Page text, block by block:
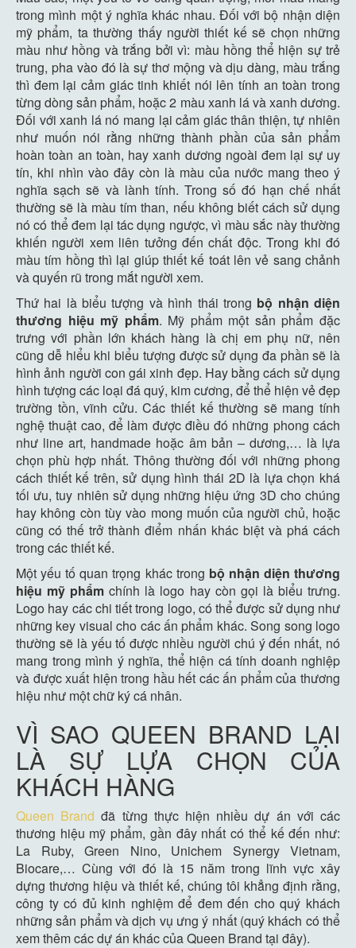
trong mình một ý nghĩa khác nhau. Đối với bộ nhận diện
mỹ phẩm, ta thường thấy người thiết kế sẽ chọn những
màu như hồng và trắng bởi vì: màu hồng thể hiện sự trẻ
trung, pha vào đó là sự thơ mộng và dịu dàng, màu trắng
thì đem lại cảm giác tinh khiết nói lên tính an toàn trong
từng dòng sản phẩm, hoặc 2 màu xanh lá và xanh dương.
Đối với xanh lá nó mang lại cảm giác thân thiện, tự nhiên
như muốn nói rằng những thành phần của sản phẩm
hoàn toàn an toàn, hay xanh dương ngoài đem lại sự uy
tín, khi nhìn vào đây còn là màu của nước mang theo ý
nghĩa sạch sẽ và lành tính. Trong số đó hạn chế nhất
thường sẽ là màu tím than, nếu không biết cách sử dụng
nó có thể đem lại tác dụng ngược, vì màu sắc này thường
khiến người xem liên tưởng đến chất độc. Trong khi đó
màu tím hồng thì lại giúp thiết kế toát lên vẻ sang chảnh
và quyến rũ trong mắt người xem.
Thứ hai là biểu tượng và hình thái trong bộ nhận diện
thương hiệu mỹ phẩm. Mỹ phẩm một sản phẩm đặc
trưng với phần lớn khách hàng là chị em phụ nữ, nên
cũng dễ hiểu khi biểu tượng được sử dụng đa phần sẽ là
hình ảnh người con gái xinh đẹp. Hay bằng cách sử dụng
hình tượng các loại đá quý, kim cương, để thể hiện vẻ đẹp
trường tồn, vĩnh cửu. Các thiết kế thường sẽ mang tính
nghệ thuật cao, để làm được điều đó những phong cách
như line art, handmade hoặc âm bản – dương,… là lựa
chọn phù hợp nhất. Thông thường đối với những phong
cách thiết kế trên, sử dụng hình thái 2D là lựa chọn khá
tối ưu, tuy nhiên sử dụng những hiệu ứng 3D cho chúng
hay không còn tùy vào mong muốn của người chủ, hoặc
cũng có thế trở thành điểm nhấn khác biệt và phá cách
trong các thiết kế.
Một yếu tố quan trọng khác trong bộ nhận diện thương
hiệu mỹ phẩmchính là logo hay còn gọi là biểu trưng.
Logo hay các chi tiết trong logo, có thể được sử dụng như
những key visual cho các ấn phẩm khác. Song song logo
thường sẽ là yếu tố được nhiều người chú ý đến nhất, nó
mang trong mình ý nghĩa, thể hiện cá tính doanh nghiệp
và được xuất hiện trong hầu hết các ấn phẩm của thương
hiệu như một chữ ký cá nhân.
VÌ SAO QUEEN BRAND LẠI
LÀ SỰ LỰA CHỌN CỦA
KHÁCH HÀNG
Queen Brand đã từng thực hiện nhiều dự án với các
thương hiệu mỹ phẩm, gần đây nhất có thể kế đến như:
La Ruby, Green Nino, Unichem Synergy Vietnam,
Biocare,… Cùng với đó là 15 năm trong lĩnh vực xây
dựng thương hiệu và thiết kế, chúng tôi khẳng định rằng,
công ty có đủ kinh nghiệm để đem đến cho quý khách
những sản phẩm và dịch vụ ưng ý nhất (quý khách có thể
xem thêm các dự án khác của Queen Brand tại đây).